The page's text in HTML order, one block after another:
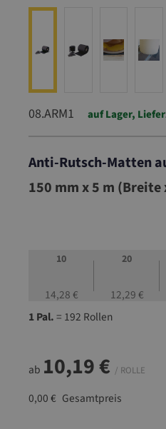
08.ARM1 auf Lager,
Anti-Rutsch-Matten
08.ARM1
150 mm x 5 m (Breite
10
14,28 €
20
12,29 €
1 Pal.= 192 Rollen
ab 10,19 € / ROLLE
0,00 € Gesamtpreis